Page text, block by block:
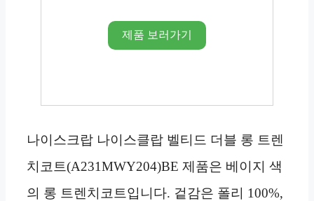
제품 보러가기
나이스크랍 나이스클랍 벨티드 더블 롱 트렌
치코트(A231MWY204)BE 제품은 베이지 색
의 롱 트렌치코트입니다. 겉감은 폴리 100%,